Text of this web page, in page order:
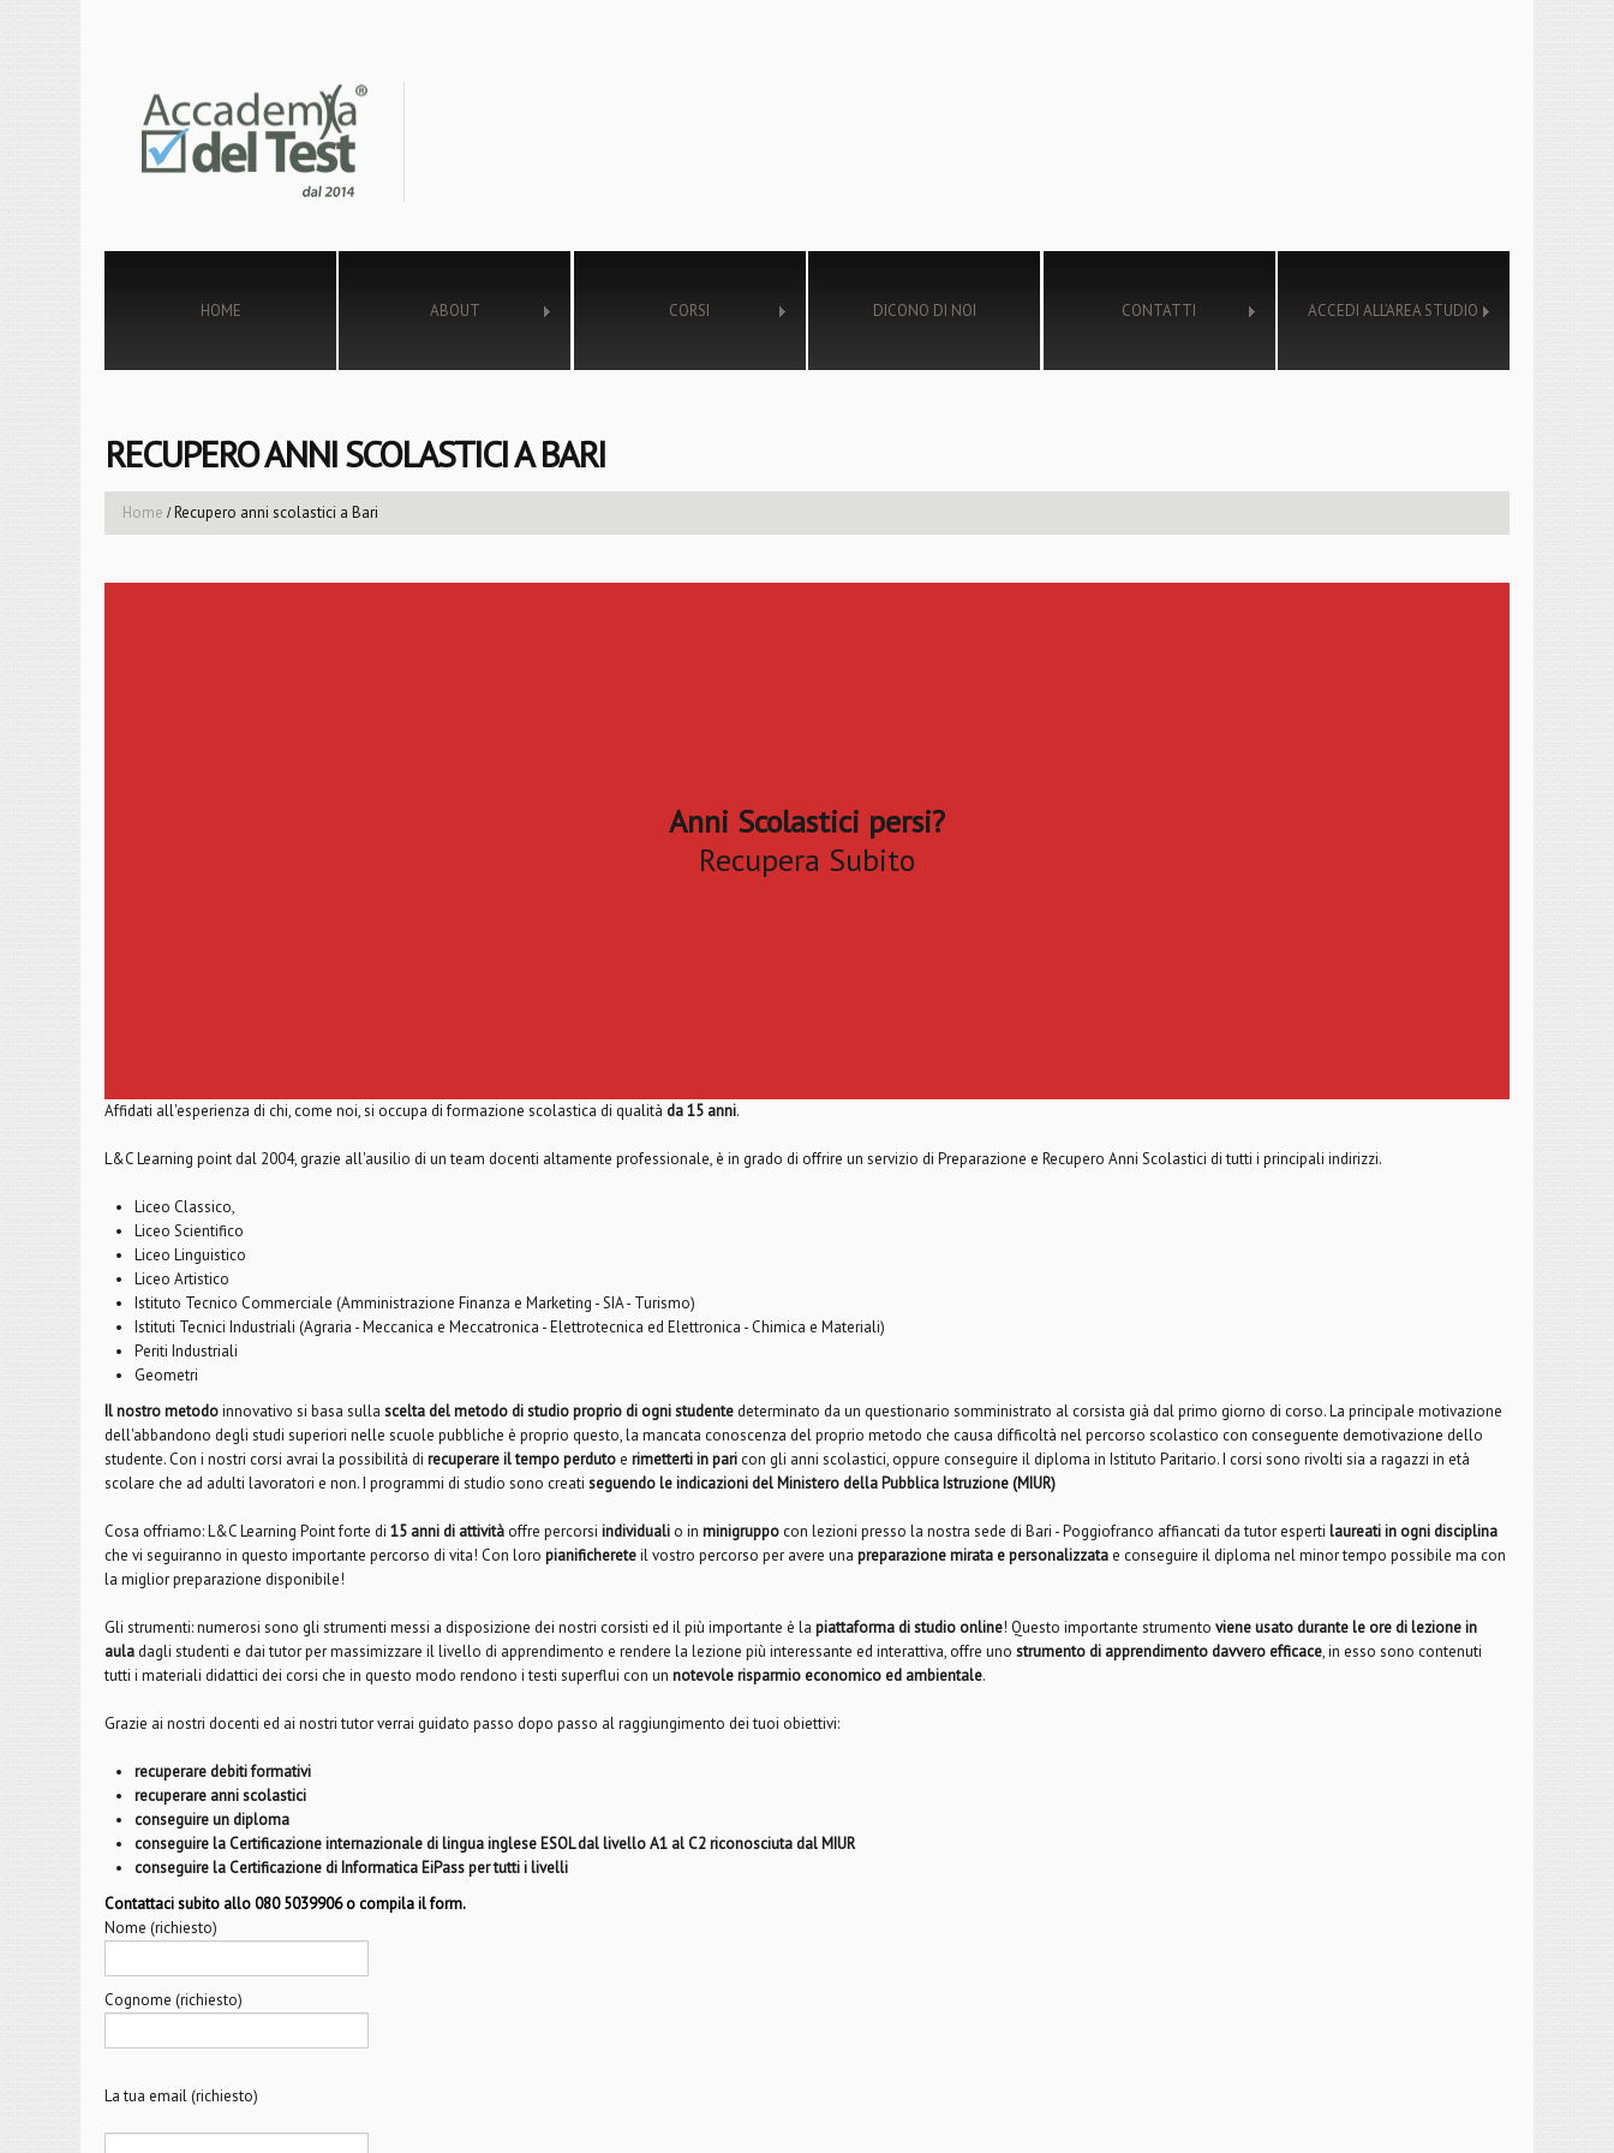
HOME ABOUT CORSI DICONO DI NOI CONTATTI ACCEDI ALL’AREA STUDIO
RECUPERO ANNI SCOLASTICI A BARI
Home Recupero anni scolastici a Bari
Anni Scolastici persi?
Recupera Subito
Affidati all'esperienza di chi, come noi, si occupa di formazione scolastica di qualità da 15 anni.
L&C Learning point dal 2004, grazie all'ausilio di un team docenti altamente professionale, è in grado di offrire un servizio di Preparazione e Recupero Anni Scolastici di tutti i principali indirizzi.
Liceo Classico,
Liceo Scientifico
Liceo Linguistico
Liceo Artistico
Istituto Tecnico Commerciale (Amministrazione Finanza e Marketing - SIA - Turismo)
Istituti Tecnici Industriali (Agraria - Meccanica e Meccatronica - Elettrotecnica ed Elettronica - Chimica e Materiali)
Periti Industriali
Geometri
Il nostro metodoinnovativo si basa sulla scelta del metodo di studio proprio di ogni studente determinato da un questionario somministrato al corsista già dal primo giorno di corso. La principale motivazione
dell'abbandono degli studi superiori nelle scuole pubbliche è proprio questo, la mancata conoscenza del proprio metodo che causa difficoltà nel percorso scolastico con conseguente demotivazione dello
studente. Con i nostri corsi avrai la possibilità di recuperare il tempo perduto e rimetterti in pari con gli anni scolastici, oppure conseguire il diploma in Istituto Paritario. I corsi sono rivolti sia a ragazzi in età
scolare che ad adulti lavoratori e non. I programmi di studio sono creati seguendo le indicazioni del Ministero della Pubblica Istruzione (MIUR)
Cosa offriamo: L&C Learning Point forte di 15 anni di attività offre percorsi individuali o in minigruppo con lezioni presso la nostra sede di Bari - Poggiofranco affiancati da tutor esperti laureati in ogni disciplina
che vi seguiranno in questo importante percorso di vita! Con loro pianifichereteil vostro percorso per avere una preparazione mirata e personalizzata e conseguire il diploma nel minor tempo possibile ma con
la miglior preparazione disponibile!
Gli strumenti: numerosi sono gli strumenti messi a disposizione dei nostri corsisti ed il più importante è la piattaforma di studio online! Questo importante strumento viene usato durante le ore di lezione in
aula dagli studenti e dai tutor per massimizzare il livello di apprendimento e rendere la lezione più interessante ed interattiva, offre uno strumento di apprendimento davvero efficace, in esso sono contenuti
tutti i materiali didattici dei corsi che in questo modo rendono i testi superflui con un notevole risparmio economico ed ambientale.
Grazie ai nostri docenti ed ai nostri tutor verrai guidato passo dopo passo al raggiungimento dei tuoi obiettivi:
recuperare debiti formativi
recuperare anni scolastici
conseguire un diploma
conseguire la Certificazione internazionale di lingua inglese ESOL dal livello A1 al C2 riconosciuta dal MIUR
conseguire la Certificazione di Informatica EiPass per tutti i livelli
Contattaci subito allo 080 5039906 o compila il form.
Nome (richiesto)
Cognome (richiesto)
La tua email (richiesto)